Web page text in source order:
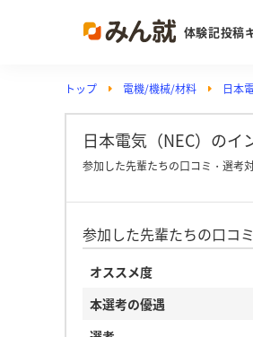
体験記投稿
トップ 電機/機械/材料 日本
日本電気（NEC）のイ
参加した先輩たちの口コミ・選考
参加した先輩たちの口コ
オススメ度
本選考の優遇